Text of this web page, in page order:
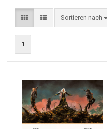
Sortieren nach
1